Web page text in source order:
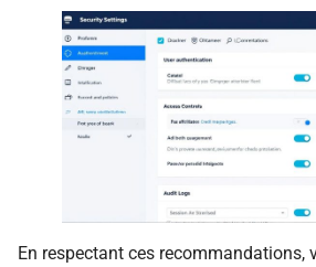
En respectant ces recommandations,